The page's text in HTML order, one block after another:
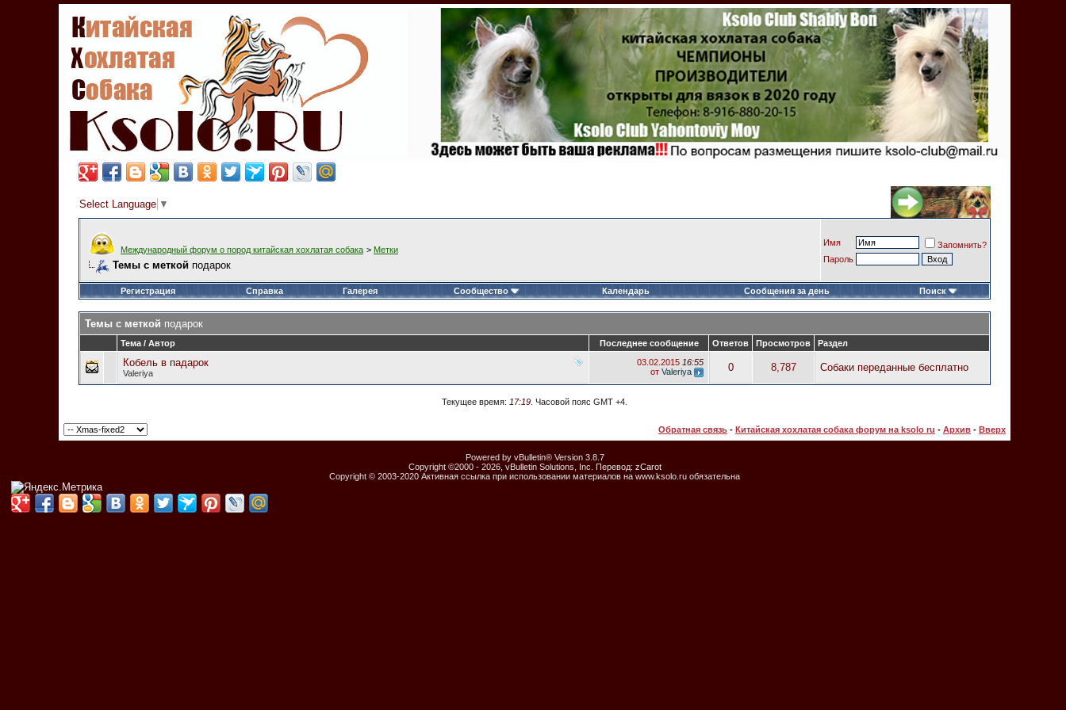
Select Language ▼
Международный форум о пород китайская хохлатая собака > Метки
Темы с меткой подарок
Имя
Запомнить?
Пароль
Регистрация Справка Галерея Сообщество Календарь Сообщения за день Поиск
Темы с меткой подарок
Тема / Автор Последнее сообщение Ответов Просмотров Раздел
Кобель в падарок
Valeriya
03.02.2015 16:55
от Valeriya 0 8,787 Собаки переданные бесплатно
Текущее время: 17:19 . Часовой пояс GMT +4.
Обратная связь - Китайская хохлатая собака форум на ksolo ru - Архив - Вверх
Powered by vBulletin® Version 3.8.7
Copyright ©2000 - 2026, vBulletin Solutions, Inc. Перевод: zCarot
Copyright © 2003-2020 Активная ссылка при использовании материалов на www.ksolo.ru обязательна